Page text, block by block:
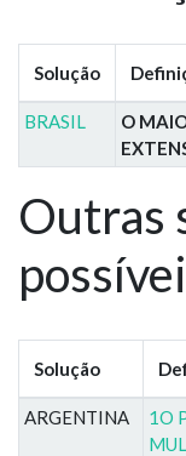
Solução
BRASIL
O
Outras
Solução
ARGENTINA
1O